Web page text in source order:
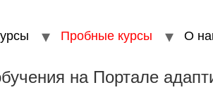
Пробные курсы О
на Портале